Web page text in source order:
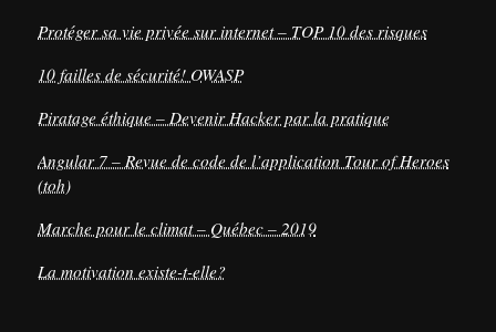
Protéger sa vie privée sur internet – TOP 10 des risques
10 failles de sécurité! OWASP
Piratage éthique – Devenir Hacker par la pratique
Angular 7 – Revue de code de l’application Tour of Heroes
(toh)
Marche pour le climat – Québec – 2019
La motivation existe-t-elle?